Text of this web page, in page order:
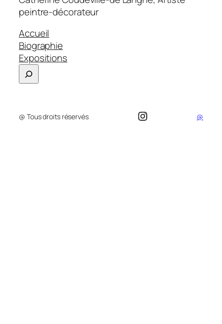
peintre-décorateur
Accueil
Biographie
Expositions
Search
@ Tous droits réservés Instagram @